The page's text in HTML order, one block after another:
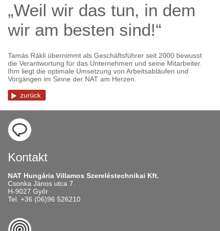
„Weil wir das tun, in dem
wir am besten sind!“
Tamás Rákli übernimmt als Geschäftsführer seit 2000 bewusst
die Verantwortung für das Unternehmen und seine Mitarbeiter.
Ihm liegt die optimale Umsetzung von Arbeitsabläufen und
Vorgängen im Sinne der NAT am Herzen.
zurück
Kontakt
NAT Hungária Villamos Szereléstechnikai Kft.
Csonka János utca 7.
H-9027 Győr
Tel. +36 (06)96 526210